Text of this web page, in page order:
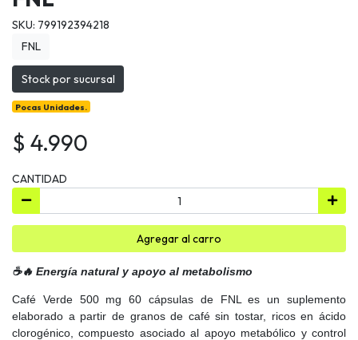
SKU: 799192394218
FNL
Stock por sucursal
Pocas Unidades.
$ 4.990
CANTIDAD
Agregar al carro
☕🔥 Energía natural y apoyo al metabolismo
Café Verde 500 mg 60 cápsulas de FNL es un suplemento
elaborado a partir de granos de café sin tostar, ricos en ácido
clorogénico, compuesto asociado al apoyo metabólico y control